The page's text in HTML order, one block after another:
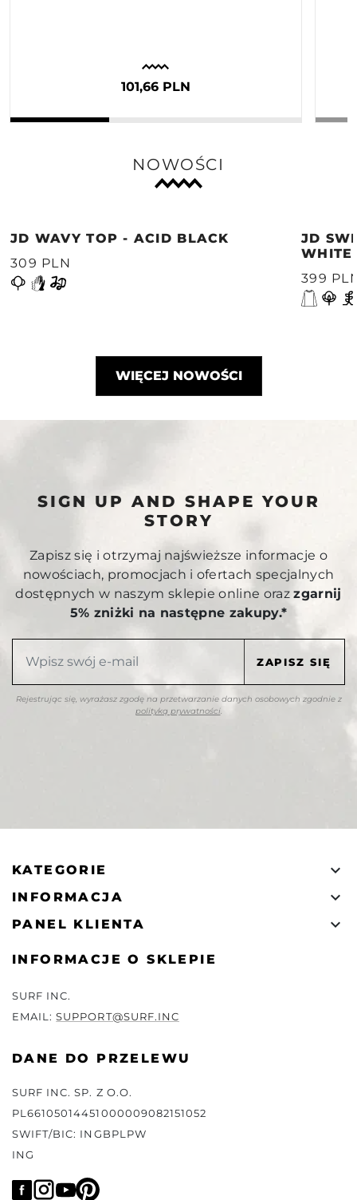
101,66 PLN
NOWOŚCI
JD WAVY TOP - ACID BLACK
309 PLN
JD
WHITE
399
WIĘCEJ NOWOŚCI
SIGN UP AND SHAPE YOUR
STORY
Zapisz się i otrzymaj najświeższe informacje o
nowościach, promocjach i ofertach specjalnych
dostępnych w naszym sklepie online orazzgarnij
5% zniżki na następne zakupy.*
Rejestrując się, wyrażasz zgodę na przetwarzanie danych osobowych zgodnie z
polityką prywatności.
KATEGORIE 
INFORMACJA 
PANEL KLIENTA 
INFORMACJE O SKLEPIE
SURF INC.
EMAIL:SUPPORT@SURF.INC
DANE DO PRZELEWU
SURF INC. SP. Z O.O.
PL66105014451000009082151052
SWIFT/BIC: INGBPLPW
ING